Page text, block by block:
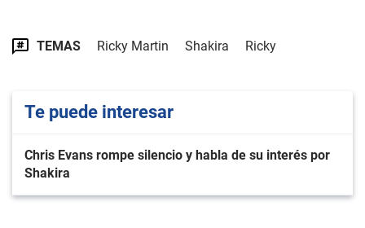
TEMAS Ricky Martin Shakira Ricky
Te puede interesar
Chris Evans rompe silencio y habla de su interés por
Shakira